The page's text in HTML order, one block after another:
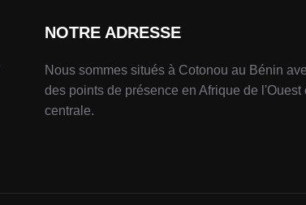
NOTRE ADRESSE
Nous sommes situés à Cotonou au Bénin
des points de présence en Afrique de l'Ouest
centrale.